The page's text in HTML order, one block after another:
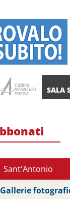
SALA
Sant'Antonio
Gallerie